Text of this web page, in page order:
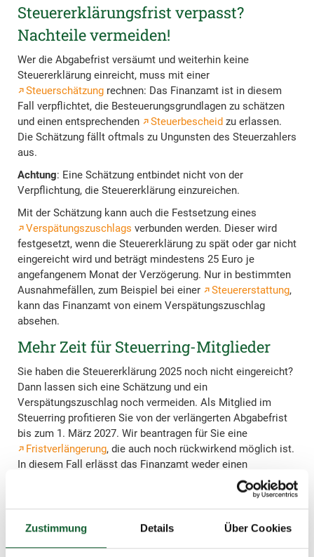
Zustimmung Details Über Cookies
Steuererklärungsfrist verpasst?
Nachteile vermeiden!
Wer die Abgabefrist versäumt und weiterhin keine
Steuererklärung einreicht, muss mit einer
Steuerschätzung rechnen: Das Finanzamt ist in diesem
Fall verpflichtet, die Besteuerungsgrundlagen zu schätzen
und einen entsprechenden
Steuerbescheid zu erlassen.
Die Schätzung fällt oftmals zu Ungunsten des Steuerzahlers
aus.
Achtung: Eine Schätzung entbindet nicht von der
Verpflichtung, die Steuererklärung einzureichen.
Mit der Schätzung kann auch die Festsetzung eines
Verspätungszuschlags verbunden werden. Dieser wird
festgesetzt, wenn die Steuererklärung zu spät oder gar nicht
eingereicht wird und beträgt mindestens 25 Euro je
angefangenem Monat der Verzögerung. Nur in bestimmten
Ausnahmefällen, zum Beispiel bei einer
Steuererstattung,
kann das Finanzamt von einem Verspätungszuschlag
absehen.
Mehr Zeit für Steuerring-Mitglieder
Sie haben die Steuererklärung 2025 noch nicht eingereicht?
Dann lassen sich eine Schätzung und ein
Verspätungszuschlag noch vermeiden. Als Mitglied im
Steuerring profitieren Sie von der verlängerten Abgabefrist
bis zum 1. März 2027. Wir beantragen für Sie eine
Fristverlängerung, die auch noch rückwirkend möglich ist.
In diesem Fall erlässt das Finanzamt weder einen
Schätzbescheid noch setzt es einen Verspätungszuschlag
fest. Sie sollten deshalb nicht zögern und schnellstmöglich
eine
Beratungsstelleaufsuchen. Die Aufhebung oder
Änderung des Schätzbescheides kann im schlimmsten Fall